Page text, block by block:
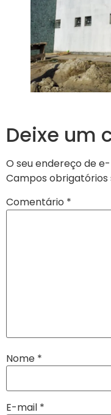
Deixe um
O seu endereço de
Campos
Comentário *
Nome *
E-mail *